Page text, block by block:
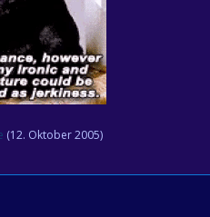
(12. Oktober 2005)